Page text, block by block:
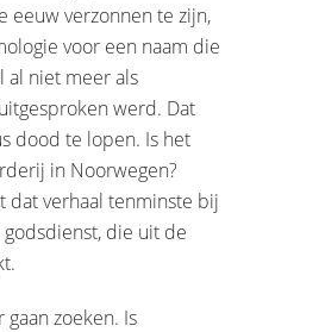
eeuw verzonnen te zijn,
voor een naam die
al niet meer als
werd. Dat
dood te lopen. Is het
in Noorwegen?
dat verhaal tenminste bij
godsdienst, die uit de
zoeken. Is